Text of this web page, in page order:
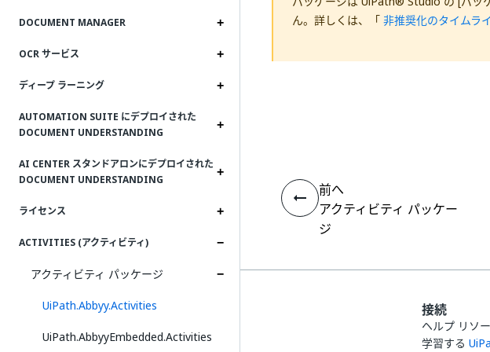
DOCUMENT MANAGER
OCR サービス
ディープ ラーニング
AUTOMATION SUITE にデプロイされた
DOCUMENT UNDERSTANDING
AI CENTER スタンドアロンにデプロイされた
DOCUMENT UNDERSTANDING
ライセンス
ACTIVITIES (アクティビティ)
アクティビティ パッケージ
UiPath.Abbyy.Activities
UiPath.AbbyyEmbedded.Activities
ん。詳しくは、「非推奨化のタイムラ
前へ
アクティビティ パッケー
ジ
接続
ヘルプ リソ
学習する